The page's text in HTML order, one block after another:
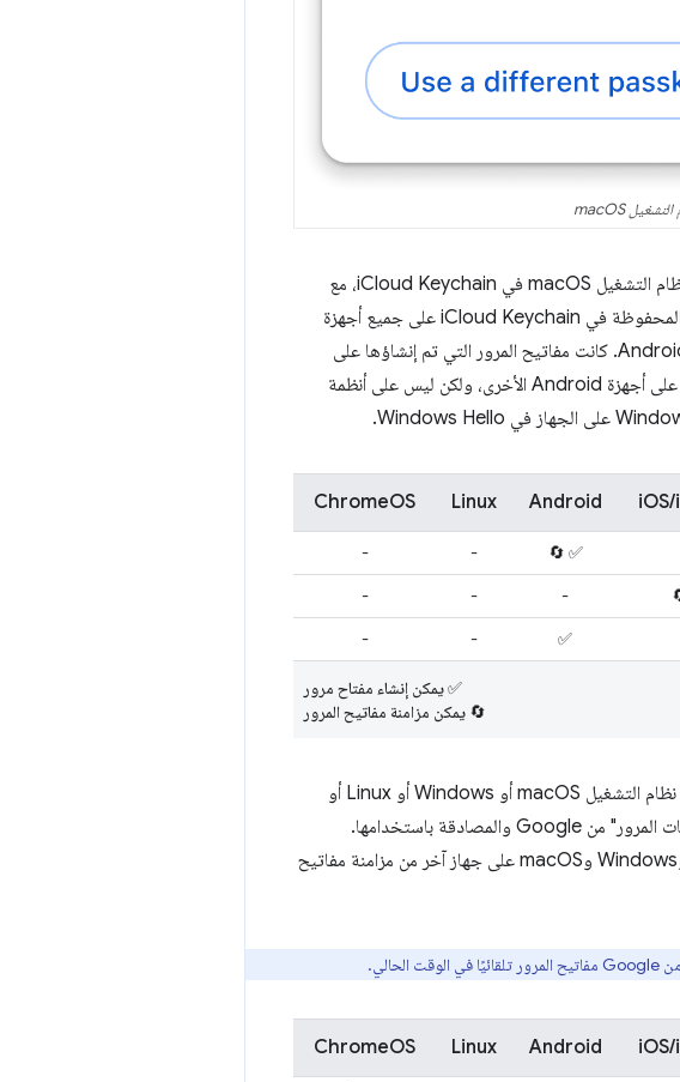
في السابق، كان يتم تلقائيًا حفظ مفاتيح المرور التي تم إنشاؤها على متصفّح Chrome على نظام التشغيل macOS في iCloud Keychain، مع
الرجوع إلى حفظها على الجهاز في الملف الشخصي على Chrome. تتم مزامنة مفاتيح المرور المحفوظة في iCloud Keychain على جميع أجهزة
Apple التي يتوفّر فيها حساب Apple نفسه، ولكن لا تتم مزامنتها مع أجهزة Windows أو Android. كانت مفاتيح المرور التي تم إنشاؤها على
Chrome على Android تُحفظ تلقائيًا في "مدير كلمات المرور في Google" وتتم مزامنتها على أجهزة Android الأخرى، ولكن ليس على أنظمة
Android
Linux
ChromeOS
✅ 🔄
-
-
-
-
-
✅
-
-
✅ يمكن إنشاء مفتاح مرور
🔄 يمكن مزامنة مفاتيح المرور
يتيح هذا التغيير لمتصفّح Chrome الذي يستخدم ملفًا شخصيًا تم تسجيل الدخول إليه على نظام التشغيل macOS أو Windows أو Linux أو
ChromeOS (قيد الاختبار في الإصدار التجريبي) إنشاء مفاتيح مرور وتخزينها في "مدير كلمات المرور" من Google والمصادقة باستخدامها.
وسيتمكن متصفّح Chrome الذي يتضمّن الملف الشخصي نفسه على منصّات ChromeOS وWindows وmacOS على جهاز آخر من مزامنة مفاتيح
Android
Linux
ChromeOS